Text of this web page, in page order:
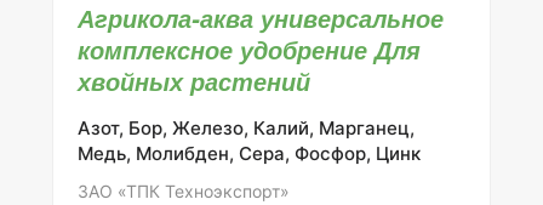
универсальное комплексное
водорастворимое удобрение, специально
разработанное для удовлетворения
потребностей орхидей и других декоративных
растений. Оно содержит сбалансированный
комплекс макро- и микроэлементов, который
способствует здоровому росту, цветению и
общему развитию растений. ### Состав
Агрикола-аква универсальное
комплексное удобрение Для
хвойных растений
Азот, Бор, Железо, Калий, Марганец,
Медь, Молибден, Сера, Фосфор, Цинк
ЗАО «ТПК Техноэкспорт»